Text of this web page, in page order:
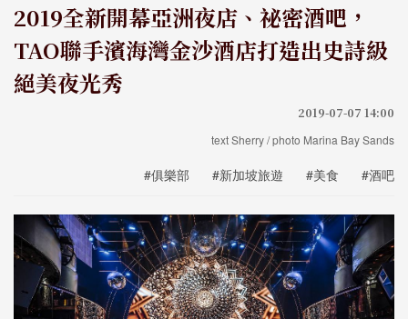
2019全新開幕亞洲夜店、祕密酒吧，
TAO聯手濱海灣金沙酒店打造出史詩級
絕美夜光秀
2019-07-07 14:00
text Sherry / photo Marina Bay Sands
#俱樂部 #新加坡旅遊 #美食 #酒吧